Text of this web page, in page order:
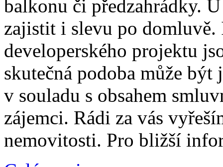
balkonu či předzahrádky.
zajistit i slevu po domluvě.
developerského projektu
skutečná podoba může být
v souladu s obsahem
zájemci. Rádi za vás
nemovitosti. Pro bližší